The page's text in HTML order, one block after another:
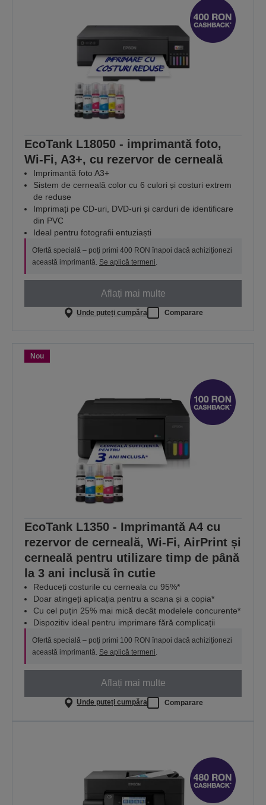
EcoTank L18050 - imprimantă foto,
Wi-Fi, A3+, cu rezervor de cerneală
Imprimantă foto A3+
Sistem de cerneală color cu 6 culori și costuri extrem
de reduse
Imprimați pe CD-uri, DVD-uri și carduri de identificare
din PVC
Ideal pentru fotografii entuziaști
Ofertă specială – poți primi 400 RON înapoi dacă achiziționezi
această imprimantă. Se aplică termeni.
Aflați mai multe
Unde puteți cumpăra Comparare
Nou
EcoTank L1350 - Imprimantă A4 cu
rezervor de cerneală, Wi-Fi, AirPrint și
cerneală pentru utilizare timp de până
la 3 ani inclusă în cutie
Reduceți costurile cu cerneala cu 95%*
Doar atingeți aplicația pentru a scana și a copia*
Cu cel puțin 25% mai mică decât modelele concurente*
Dispozitiv ideal pentru imprimare fără complicații
Ofertă specială – poți primi 100 RON înapoi dacă achiziționezi
această imprimantă. Se aplică termeni
Aflați mai multe
Unde puteți cumpăra Comparare